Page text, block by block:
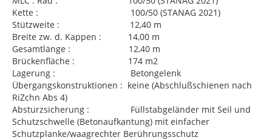
Kette : 100/50 (STANAG 2021)
Stützweite : 12,40 m
Breite zw. d. Kappen : 14,00 m
Gesamtlänge : 12,40 m
Brückenfläche : 174 m2
Lagerung : Betongelenk
Übergangskonstruktionen : keine (Abschlußschienen nach
RiZchn Abs 4)
Absturzsicherung : Füllstabgeländer mit Seil und
Schutzschwelle (Betonaufkantung) mit einfacher
Schutzplanke/waagrechter Berührungsschutz